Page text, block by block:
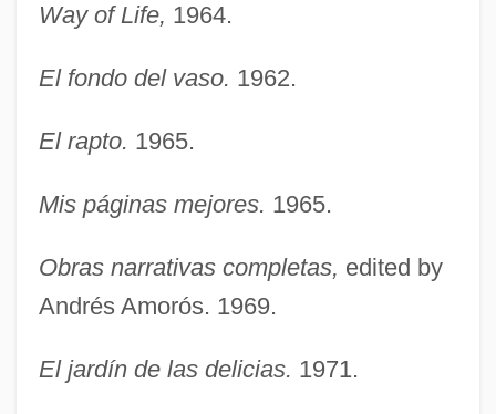
Way of Life, 1964.
El fondo del vaso. 1962.
El rapto. 1965.
Mis páginas mejores. 1965.
Obras narrativas completas, edited by
Andrés Amorós. 1969.
El jardín de las delicias. 1971.